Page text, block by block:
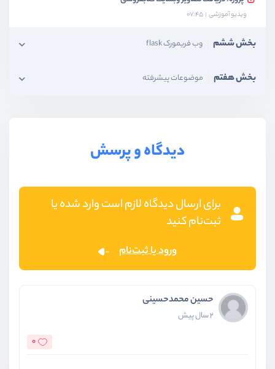
ویدیو آموزشی 07:45
بخش ششم وب فریمورک flask
بخش هفتم موضوعات پیشرفته
دیدگاه و پرسش
برای ارسال دیدگاه لازم است وارد شده یا
ثبت‌نام کنید
ورود یا ثبت‌نام
حسین محمدحسینی
2 سال پیش
0